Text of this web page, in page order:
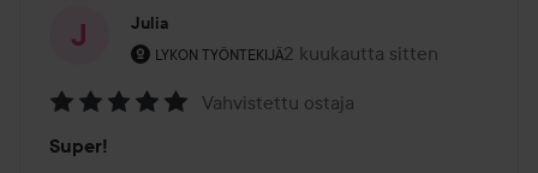
Julia
LYKON TYÖNTEKIJÄ
Käyttäjän rooli: Lykon työntekijä.
2 kuukautta sitten
Viesti luotiin 2 kuukautta
5
Vahvistettu ostaja
Super!